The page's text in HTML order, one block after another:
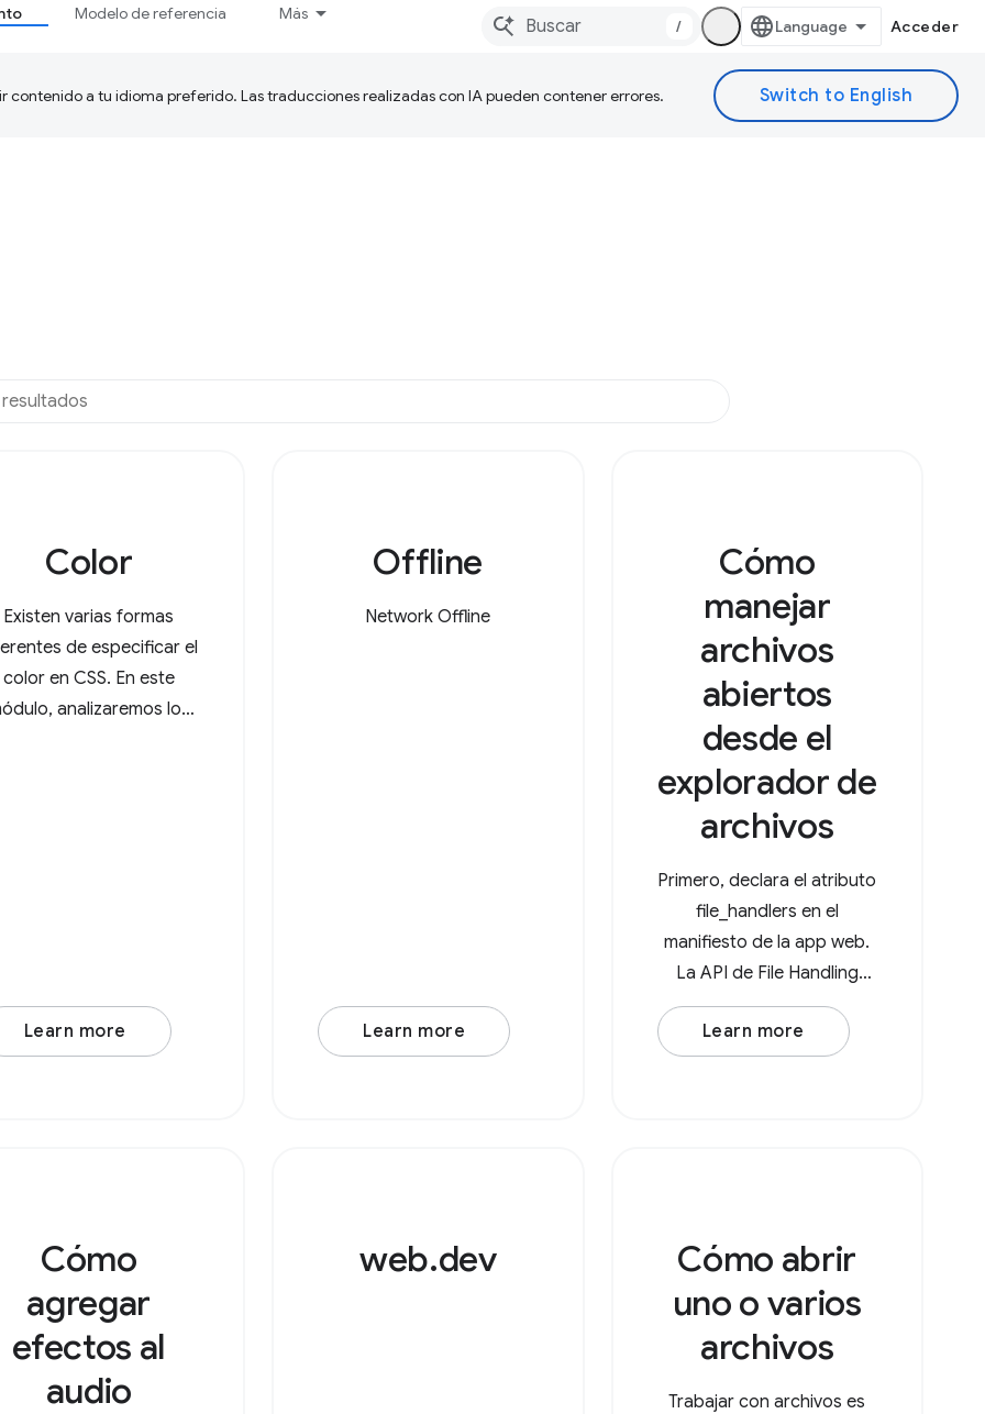
Modelo de referencia Más
/ Acceder
a tu idioma preferido. Las traducciones realizadas con IA pueden contener errores.
Color
Existen varias formas
de especificar el
color en CSS. En este
analizaremos los
Learn more
Offline
Network Offline
Learn more
Cómo
manejar
archivos
abiertos
desde el
explorador de
archivos
Primero, declara el atributo
file_handlers en el
manifiesto de la app web.
La API de File Handling
requiere que especifiques
la propiedad action (una
Learn more
Cómo
agregar
efectos al
audio
web.dev
Cómo abrir
uno o varios
archivos
Trabajar con archivos es